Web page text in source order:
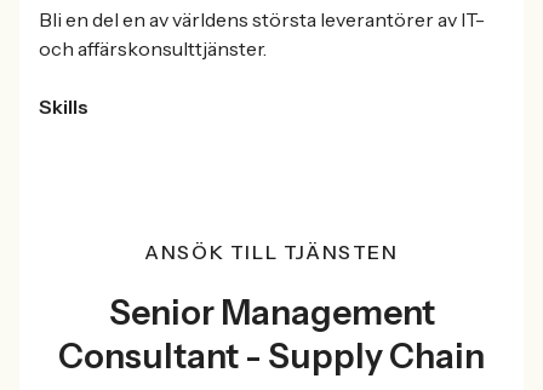
Bli en del en av världens största leverantörer av IT-
och affärskonsulttjänster.
Skills
ANSÖK TILL TJÄNSTEN
Senior Management
Consultant - Supply Chain